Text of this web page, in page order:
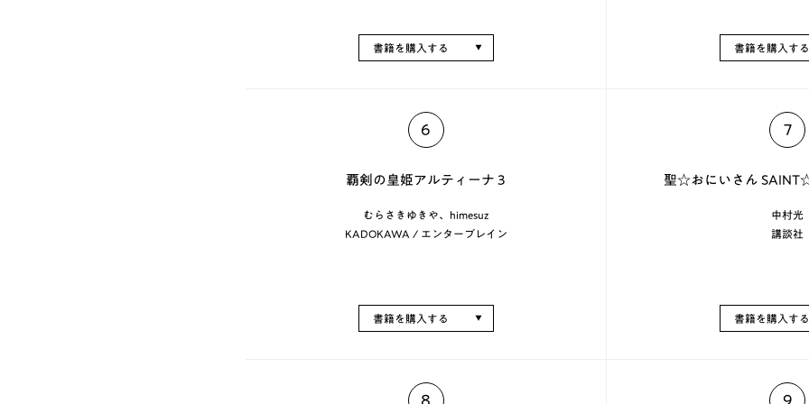
書籍を購入する 書籍を購入する
6
覇剣の皇姫アルティーナ 3
むらさきゆきや、himesuz
KADOKAWA / エンターブレイン
書籍を購入する
7
聖☆おにいさん
中村光
講談社
書籍を購入する
8 9